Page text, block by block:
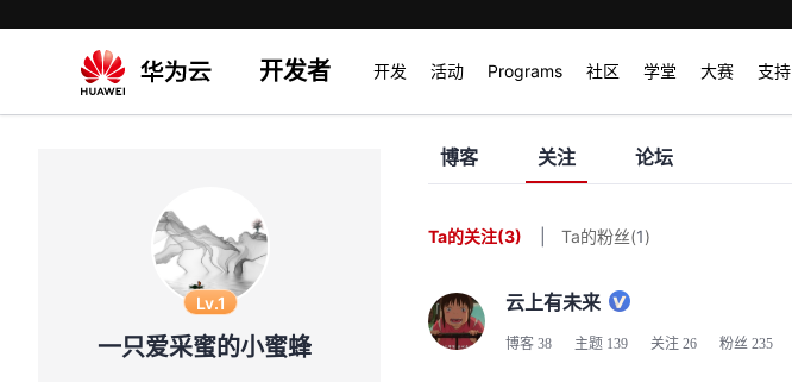
开发者 开发 活动 Programs 社区 学堂 大赛 支持
Lv.1
一只爱采蜜的小蜜蜂
博客 关注 论坛
Ta的关注(3) Ta的粉丝(1)
云上有未来
博客 38 主题 139 关注 26 粉丝 235